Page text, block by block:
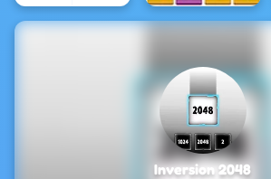
Inversion 2048